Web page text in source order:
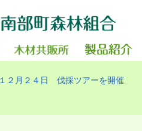
１２月２４日 伐採ツアーを開催